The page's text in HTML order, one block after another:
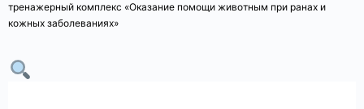
тренажерный комплекс «Оказание помощи животным при ранах и
кожных заболеваниях»